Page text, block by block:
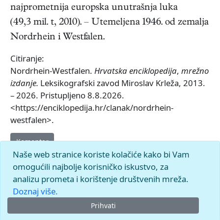
najprometnija europska unutrašnja luka
(49,3 mil. t, 2010). – Utemeljena 1946. od zemalja
Nordrhein i Westfalen.
Citiranje:
Nordrhein-Westfalen. Hrvatska enciklopedija, mrežno
izdanje. Leksikografski zavod Miroslav Krleža, 2013.
– 2026. Pristupljeno 8.8.2026.
<https://enciklopedija.hr/clanak/nordrhein-
westfalen>.
Komentar
Naše web stranice koriste kolačiće kako bi Vam
omogućili najbolje korisničko iskustvo, za
analizu prometa i korištenje društvenih mreža.
Doznaj više.
Prihvati
© 2026.Leksikografski zavodMiroslav Krleža